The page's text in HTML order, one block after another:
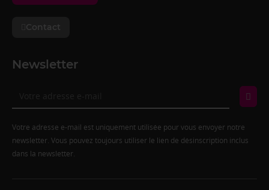
Contact
Newsletter
Votre adresse e-mail est uniquement utilisée pour vous envoyer notre
newsletter. Vous pouvez toujours utiliser le lien de désinscription inclus
dans la newsletter.